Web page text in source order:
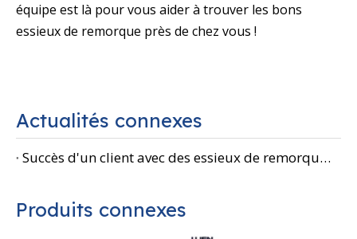
équipe est là pour vous aider à trouver les bons
essieux de remorque près de chez vous !
Actualités connexes
Succès d'un client avec des essieux de remorque américains de 13 tonnes à empattement carré de 150, 1 840 en Bolivie
Produits connexes